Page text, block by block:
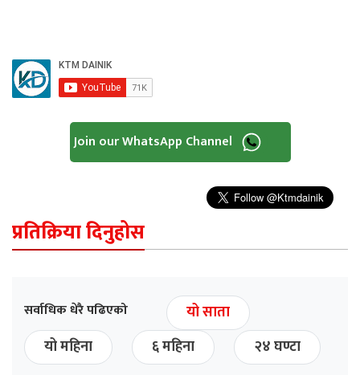
Join our WhatsApp Channel
प्रतिक्रिया दिनुहोस
सर्वाधिक धेरै पढिएको
यो साता
यो महिना
६ महिना २४ घण्टा